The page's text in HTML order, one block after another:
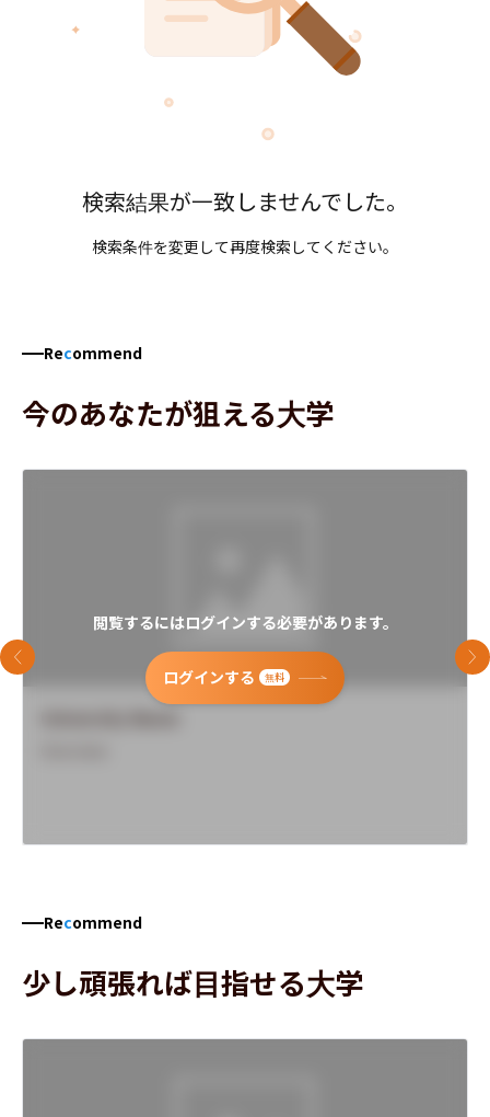
検索結果が一致しませんでした。
検索条件を変更して再度検索してください。
Recommend
今のあなたが狙える大学
閲覧するにはログインする必要があります。
ログインする 無料
前のスライド 次
Recommend
少し頑張れば目指せる大学